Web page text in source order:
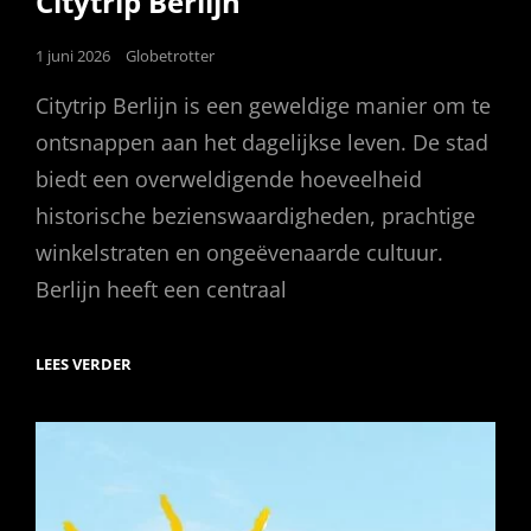
Posted
1 juni 2026 Globetrotter
Citytrip Berlijn is een geweldige manier om te
ontsnappen aan het dagelijkse leven. De stad
biedt een overweldigende hoeveelheid
historische bezienswaardigheden, prachtige
winkelstraten en ongeëvenaarde cultuur.
Berlijn heeft een centraal
LEES VERDER